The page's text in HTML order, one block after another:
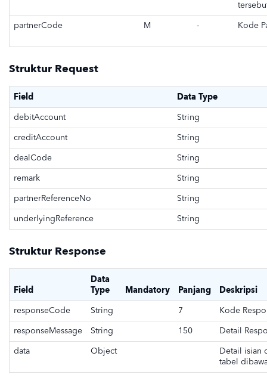
partnerCode M - Kode
Struktur Request
Field Data Type
debitAccount String
creditAccount String
dealCode String
remark String
partnerReferenceNo String
underlyingReference String
Struktur Response
Field
Data
Type
Mandatory Panjang Deskripsi
responseCode String 7 Kode
responseMessage String 150 Detail
data Object
Detail isian
tabel